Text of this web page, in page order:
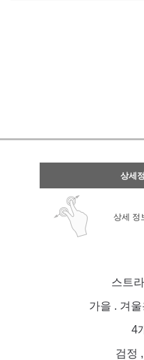
상세
상세 정
스트
가을 . 겨
4
검정